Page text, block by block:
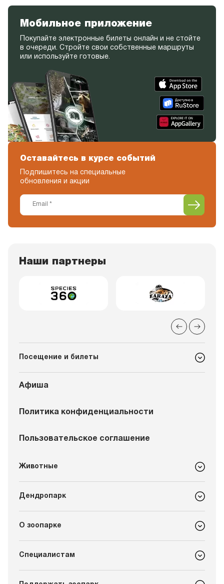
Мобильное приложение
Покупайте электронные билеты онлайн и не стойте
в очереди. Стройте свои собственные маршруты
или используйте готовые.
Оставайтесь в курсе событий
Подпишитесь на специальные
обновления и акции
Наши партнеры
Посещение и билеты
Афиша
Политика конфиденциальности
Пользовательское соглашение
Животные
Дендропарк
О зоопарке
Специалистам